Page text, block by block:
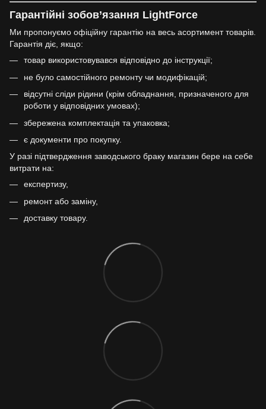
Гарантійні зобов’язання LightForce
Ми пропонуємо офіційну гарантію на весь асортимент товарів.
Гарантія діє, якщо:
товар використовувався відповідно до інструкції;
не було самостійного ремонту чи модифікацій;
відсутні сліди рідини (крім обладнання, призначеного для
роботи у відповідних умовах);
збережена комплектація та упаковка;
є документи про покупку.
У разі підтвердження заводського браку магазин бере на себе
витрати на:
експертизу,
ремонт або заміну,
доставку товару.